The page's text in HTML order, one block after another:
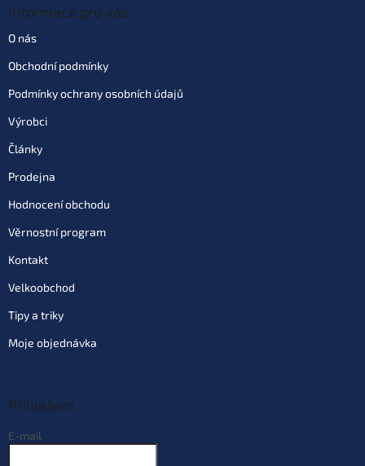
Informace pro vás
O nás
Obchodní podmínky
Podmínky ochrany osobních údajů
Výrobci
Články
Prodejna
Hodnocení obchodu
Věrnostní program
Kontakt
Velkoobchod
Tipy a triky
Moje objednávka
Přihlášení
E-mail